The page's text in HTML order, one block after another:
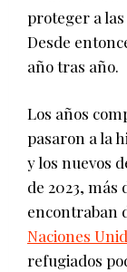
proteger a
Desde
año tras año.
Los años
pasaron a la
y los nuevos
de 2023, más
encontraban
Naciones
refugiados